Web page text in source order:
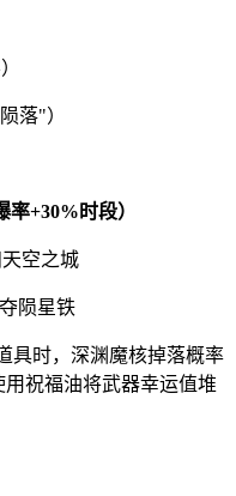
落"）
+30%时段）
空之城
陨星铁
具时，深渊魔核掉落概率
祝福油将武器幸运值堆